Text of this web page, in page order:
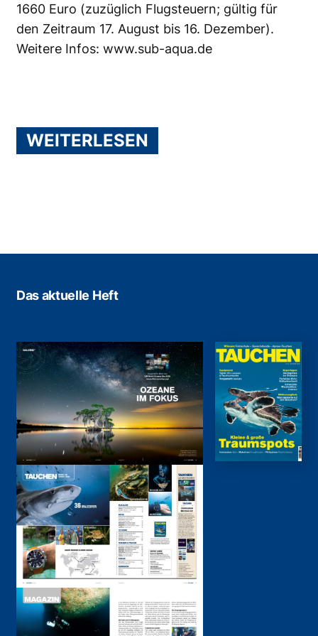
1660 Euro (zuzüglich Flugsteuern; gültig für
den Zeitraum 17. August bis 16. Dezember).
Weitere Infos: www.sub-aqua.de
WEITERLESEN
Das aktuelle Heft